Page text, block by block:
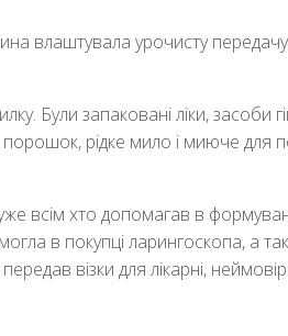
влаштувала урочисту
Були запаковані ліки, засоби
рідке мило і миюче для
всім хто допомагав в
в покупці ларингоскопа,
візки для лікарні,